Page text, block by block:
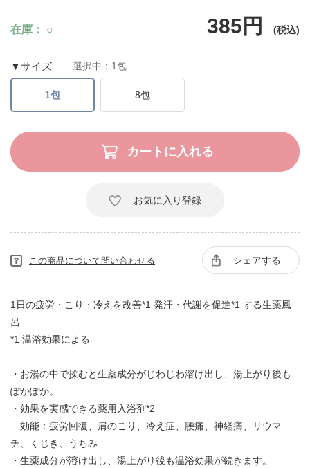
在庫 ○ 385円
▼サイズ 選択中：1包
1包 8包
お気に入り登録
この商品について問い合わせる シェアする
1日の疲労・こり・冷えを改善*1 発汗・代謝を促進*1 する生薬風
呂
*1 温浴効果による
・お湯の中で揉むと生薬成分がじわじわ溶け出し、湯上がり後も
ぽかぽか。
・効果を実感できる薬用入浴剤*2
効能：疲労回復、肩のこり、冷え症、腰痛、神経痛、リウマ
チ、くじき、うちみ
・生薬成分が溶け出し、湯上がり後も温浴効果が続きます。